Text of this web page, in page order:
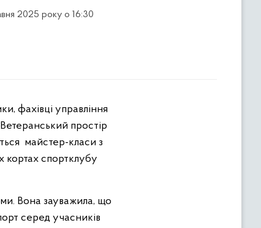
2025 року о 16:30
простір
майстер-класи з
кортах спортклубу
Вона зауважила, що
серед учасників